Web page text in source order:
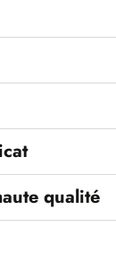
qualité